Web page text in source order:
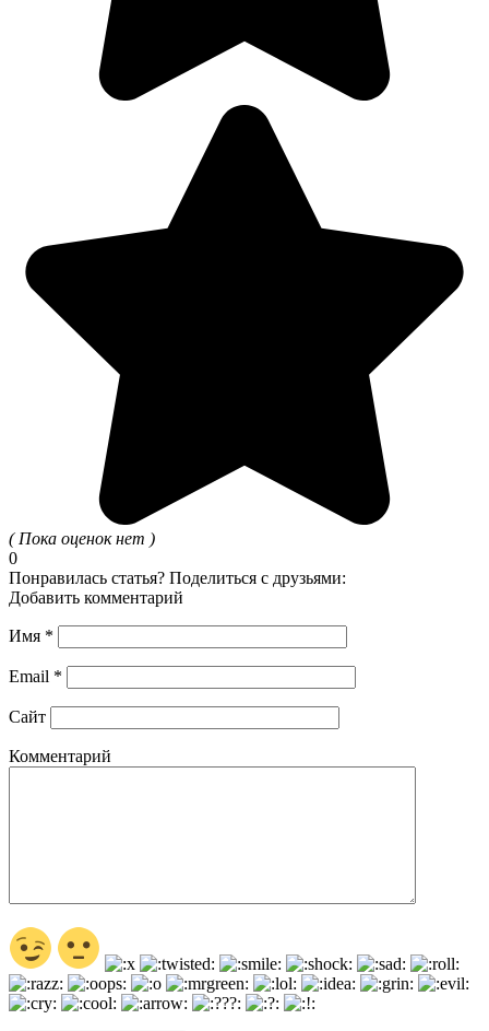
( Пока оценок нет )
0
Понравилась статья? Поделиться с друзьями:
Добавить комментарий
Имя *
Email *
Сайт
Комментарий